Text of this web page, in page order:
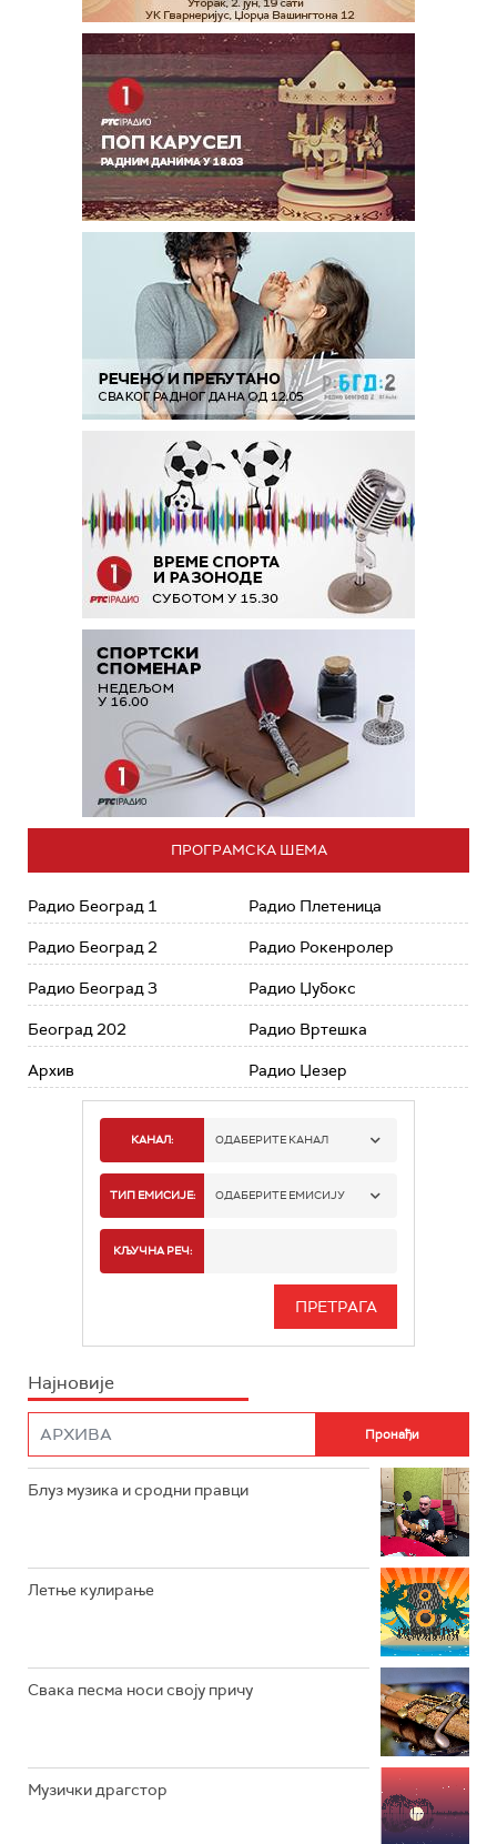
ПРОГРАМСКА ШЕМА
Радио Београд 1
Радио Београд 2
Радио Београд 3
Београд 202
Архив
Радио Плетеница
Радио Рокенролер
Радио Џубокс
Радио Вртешка
Радио Џезер
КАНАЛ: ОДАБЕРИТЕ КАНАЛ
РАДИО БЕОГРАД 1
РАДИО БЕОГРАД 3
РАДИО РОКЕНРОЛЕР
ТИП ЕМИСИЈЕ: ОДАБЕРИТЕ ЕМИСИЈУ
ИНФО
КЉУЧНА РЕЧ:
Најновије
Блуз музика и сродни правци
Летње кулирање
Свака песма носи своју причу
Музички драгстор